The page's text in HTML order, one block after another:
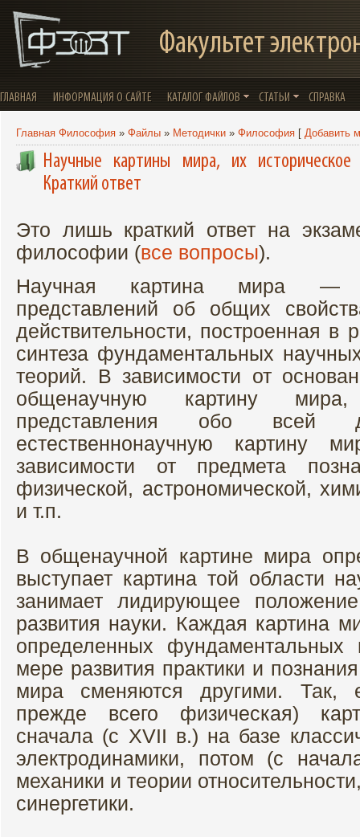
Факультет
ГЛАВНАЯ ИНФОРМАЦИЯ О САЙТЕ КАТАЛОГ ФАЙЛОВ СТАТЬИ СПРАВКА
Главная Философия » Файлы » Методички » Философия [ Добавить
Научные картины мира, их
Краткий ответ
Это лишь краткий ответ на
философии (все вопросы).
Научная картина мира —
представлений об общих
действительности, построенная в
синтеза фундаментальных
теорий. В зависимости от
общенаучную картину
представления обо всей
естественнонаучную
зависимости от предмета
физической, астрономической,
и т.п.
В общенаучной картине мира
выступает картина той области
занимает лидирующее
развития науки. Каждая картина
определенных
мере развития практики и
мира сменяются другими. Так,
прежде всего физическая)
сначала (с XVII в.) на базе
электродинамики, потом (с
механики и теории
синергетики.